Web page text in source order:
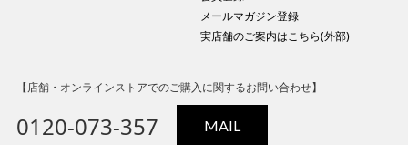
メールマガジン登録
実店舗のご案内はこちら(外部)
【店舗・オンラインストアでのご購入に関するお問い合わせ】
0120-073-357 MAIL